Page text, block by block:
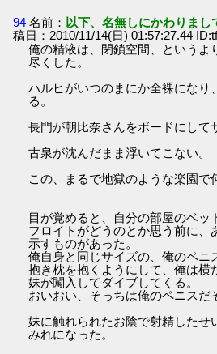
94 名前： 以下、名無しにかわりま
稿日：2010/11/14(日) 01:57:27.44
俺の精液は、閉鎖空間、というよ
尽くした。
ハルヒがいつのまにか全裸になり
る。
長門が朝比奈さんをボードにして
古泉が沈んだまま浮いてこない。
この、まるで地獄のような楽園
目が覚めると、自分の部屋のベッ
フロイトがどうのとか思う前に、
示すものがあった。
俺自身と同じサイズの、俺のペニ
抱き枕を抱くようにして、俺は横
妹が闖入してダイブしてくる。
おいおい、そっちは俺のペニスだ
妹に触れられたお陰で射精したせ
みれになった。